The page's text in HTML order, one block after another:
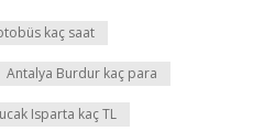
kaç saat
Antalya Burdur kaç para
Isparta kaç TL